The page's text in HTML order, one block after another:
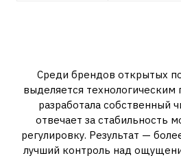
Среди брендов открытых
выделяется
разработала собственный
отвечает за стабильность
регулировку. Результат —
лучший контроль над